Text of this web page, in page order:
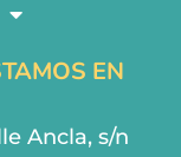
EN
Ancla, s/n